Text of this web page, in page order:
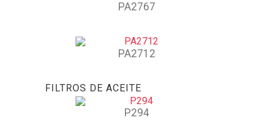
PA2767
PA2712
FILTROS DE ACEITE
P294